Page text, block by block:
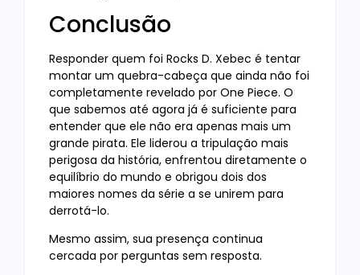
Conclusão
Responder quem foi Rocks D. Xebec é tentar
montar um quebra-cabeça que ainda não foi
completamente revelado por One Piece. O
que sabemos até agora já é suficiente para
entender que ele não era apenas mais um
grande pirata. Ele liderou a tripulação mais
perigosa da história, enfrentou diretamente o
equilíbrio do mundo e obrigou dois dos
maiores nomes da série a se unirem para
derrotá-lo.
Mesmo assim, sua presença continua
cercada por perguntas sem resposta.